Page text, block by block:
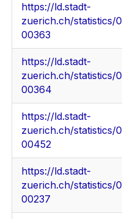
https://ld.stadt-
zuerich.ch/statistics/0
00363
https://ld.stadt-
zuerich.ch/statistics/0
00364
https://ld.stadt-
zuerich.ch/statistics/0
00452
https://ld.stadt-
zuerich.ch/statistics/0
00237